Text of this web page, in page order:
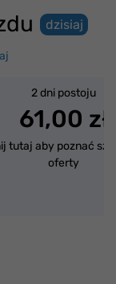
dzisiaj
2 dni postoju
61,00 zł
tutaj aby poznać
oferty